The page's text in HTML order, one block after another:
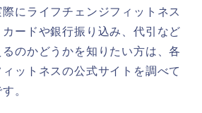
にライフチェンジフィットネス
ードや銀行振り込み、代引など
のかどうかを知りたい方は、各
ットネスの公式サイトを調べて
。